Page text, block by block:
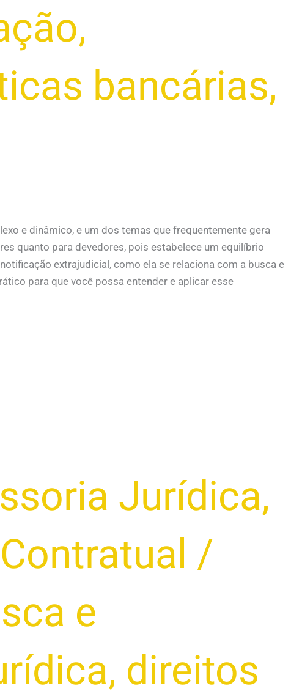
,
bancárias,
e dinâmico, e um dos temas que frequentemente gera
quanto para devedores, pois estabelece um equilíbrio
extrajudicial, como ela se relaciona com a busca e
para que você possa entender e aplicar esse
Jurídica,
/
e
, direitos